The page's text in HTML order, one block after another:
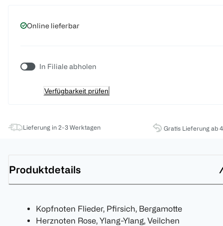
Online lieferbar
In Filiale abholen
Verfügbarkeit prüfen
Lieferung in 2-3 Werktagen Gratis Lieferung ab
Produktdetails
Kopfnoten Flieder, Pfirsich, Bergamotte
Herznoten Rose, Ylang-Ylang, Veilchen